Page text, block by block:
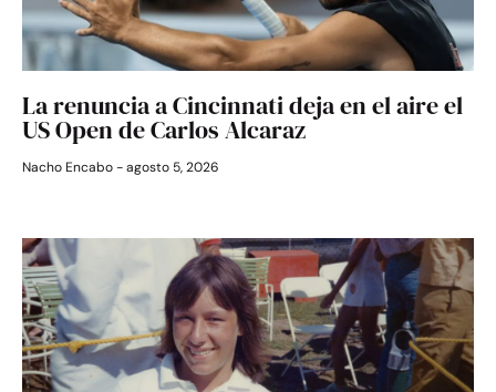
La renuncia a Cincinnati deja en el aire el
US Open de Carlos Alcaraz
Nacho Encabo agosto 5, 2026